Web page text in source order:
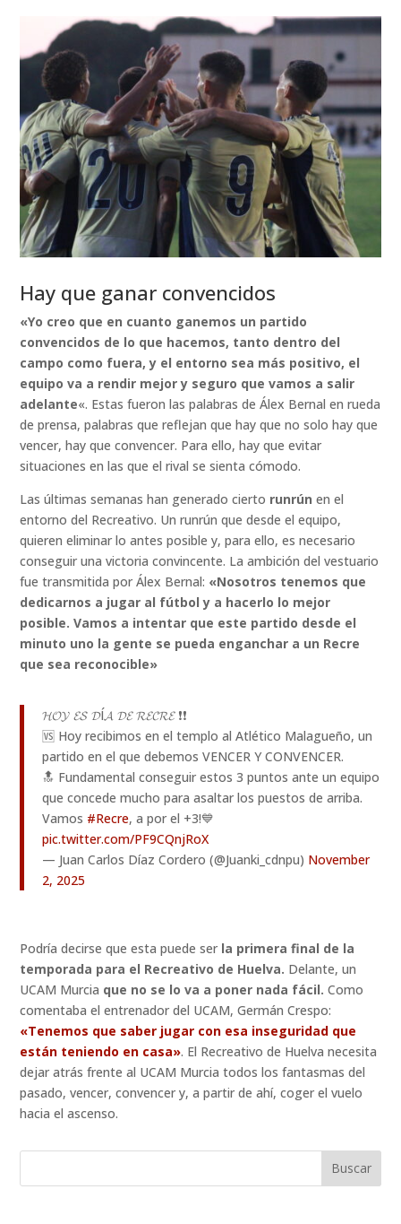
Hay que ganar convencidos
«Yo creo que en cuanto ganemos un partido
convencidos de lo que hacemos, tanto dentro del
campo como fuera, y el entorno sea más positivo, el
equipo va a rendir mejor y seguro que vamos a salir
adelante«. Estas fueron las palabras de Álex Bernal en rueda
de prensa, palabras que reflejan que hay que no solo hay que
vencer, hay que convencer. Para ello, hay que evitar
situaciones en las que el rival se sienta cómodo.
Las últimas semanas han generado cierto runrúnen el
entorno del Recreativo. Un runrún que desde el equipo,
quieren eliminar lo antes posible y, para ello, es necesario
conseguir una victoria convincente. La ambición del vestuario
fue transmitida por Álex Bernal: «Nosotros tenemos que
dedicarnos a jugar al fútbol y a hacerlo lo mejor
posible. Vamos a intentar que este partido desde el
minuto uno la gente se pueda enganchar a un Recre
que sea reconocible»
𝓗𝓞𝓨 𝓔𝓢 𝓓Í𝓐 𝓓𝓔 𝓡𝓔𝓒𝓡𝓔 ❗️❗️
🆚 Hoy recibimos en el templo al Atlético Malagueño, un
partido en el que debemos VENCER Y CONVENCER.
🔝 Fundamental conseguir estos 3 puntos ante un equipo
que concede mucho para asaltar los puestos de arriba.
Vamos #Recre, a por el +3!💙
pic.twitter.com/PF9CQnjRoX
— Juan Carlos Díaz Cordero (@Juanki_cdnpu) November
2, 2025
Podría decirse que esta puede ser la primera final de la
temporada para el Recreativo de Huelva. Delante, un
UCAM Murcia que no se lo va a poner nada fácil.Como
comentaba el entrenador del UCAM, Germán Crespo:
«Tenemos que saber jugar con esa inseguridad que
están teniendo en casa». El Recreativo de Huelva necesita
dejar atrás frente al UCAM Murcia todos los fantasmas del
pasado, vencer, convencer y, a partir de ahí, coger el vuelo
hacia el ascenso.
Buscar